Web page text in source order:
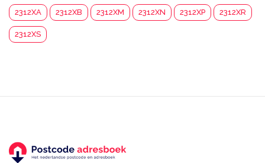
2312XA 2312XB 2312XM 2312XN 2312XP 2312XR
2312XS